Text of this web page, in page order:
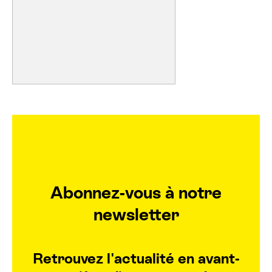
Abonnez-vous à notre
newsletter
Retrouvez l'actualité en avant-